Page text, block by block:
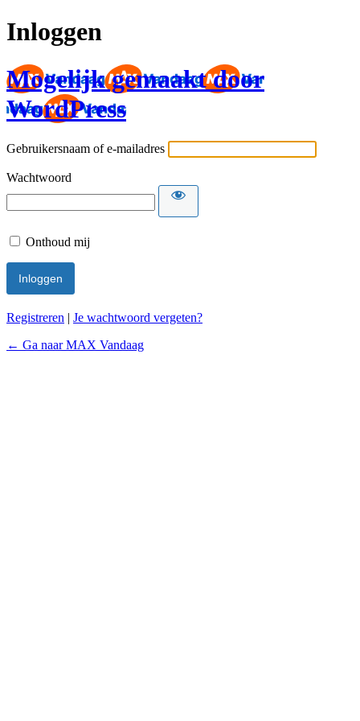
Inloggen
Mogelijk gemaakt door
WordPress
Gebruikersnaam of e-mailadres
Wachtwoord
Onthoud mij
Registreren | Je wachtwoord vergeten?
← Ga naar MAX Vandaag